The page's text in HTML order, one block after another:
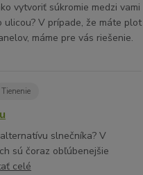
vytvoriť súkromie medzi vami
ulicou? V prípade, že máte plot
máme pre vás riešenie.
Tienenie
slnečníka? V
sú čoraz obľúbenejšie
celé